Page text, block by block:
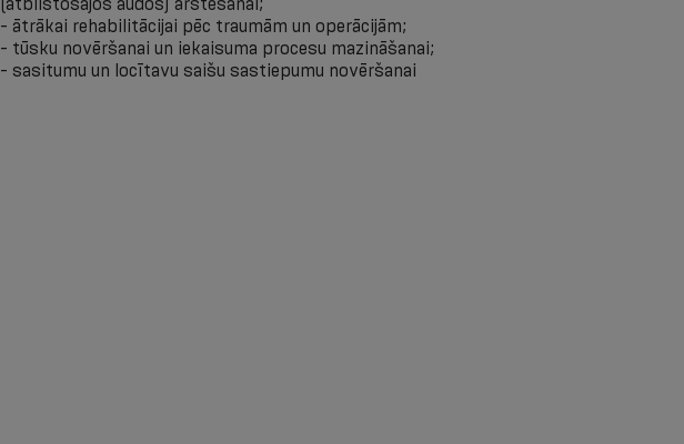
- ātrākai rehabilitācijai pēc traumām un operācijām;
- tūsku novēršanai un iekaisuma procesu mazināšanai;
- sasitumu un locītavu saišu sastiepumu novēršanai